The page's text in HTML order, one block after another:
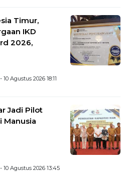
Timur,
IKD
2026,
- 10 Agustus 2026 18:11
Jadi Pilot
Manusia
- 10 Agustus 2026 13:45